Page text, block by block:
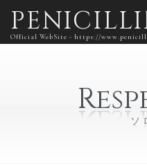
Official WebSite - https://
ソ